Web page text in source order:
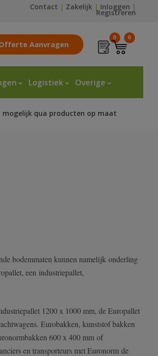
Contact | Zakelijk |Inloggen |
Registreren
Aanvragen
0 0
Logistiek Overige
mogelijk qua producten op maat
bodemmaten kunnen namelijk onderling
een industriepallet,
1200 x 1000 mm, de Europallet
Eurobakken, kunststof bakken
600 x 400 mm of
en transporteurs met Euronorm de